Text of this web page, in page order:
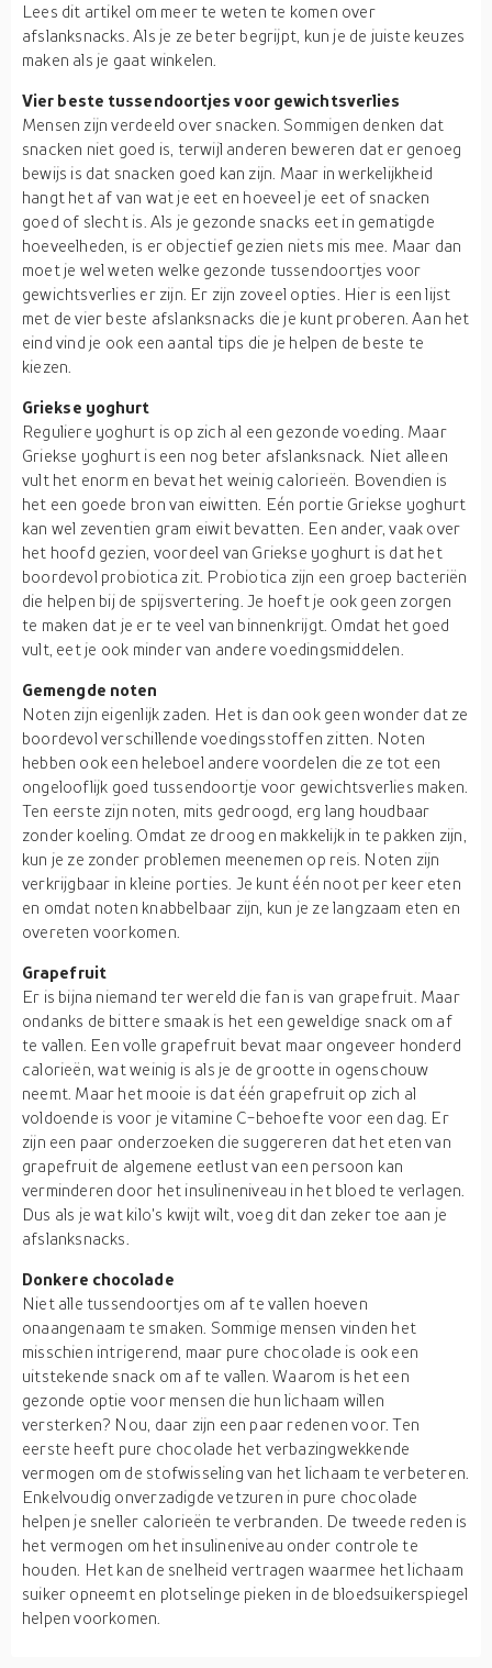
Lees dit artikel om meer te weten te komen over
afslanksnacks. Als je ze beter begrijpt, kun je de juiste keuzes
maken als je gaat winkelen.
Vier beste tussendoortjes voor gewichtsverlies
Mensen zijn verdeeld over snacken. Sommigen denken dat
snacken niet goed is, terwijl anderen beweren dat er genoeg
bewijs is dat snacken goed kan zijn. Maar in werkelijkheid
hangt het af van wat je eet en hoeveel je eet of snacken
goed of slecht is. Als je gezonde snacks eet in gematigde
hoeveelheden, is er objectief gezien niets mis mee. Maar dan
moet je wel weten welke gezonde tussendoortjes voor
gewichtsverlies er zijn. Er zijn zoveel opties. Hier is een lijst
met de vier beste afslanksnacks die je kunt proberen. Aan het
eind vind je ook een aantal tips die je helpen de beste te
kiezen.
Griekse yoghurt
Reguliere yoghurt is op zich al een gezonde voeding. Maar
Griekse yoghurt is een nog beter afslanksnack. Niet alleen
vult het enorm en bevat het weinig calorieën. Bovendien is
het een goede bron van eiwitten. Eén portie Griekse yoghurt
kan wel zeventien gram eiwit bevatten. Een ander, vaak over
het hoofd gezien, voordeel van Griekse yoghurt is dat het
boordevol probiotica zit. Probiotica zijn een groep bacteriën
die helpen bij de spijsvertering. Je hoeft je ook geen zorgen
te maken dat je er te veel van binnenkrijgt. Omdat het goed
vult, eet je ook minder van andere voedingsmiddelen.
Gemengde noten
Noten zijn eigenlijk zaden. Het is dan ook geen wonder dat ze
boordevol verschillende voedingsstoffen zitten. Noten
hebben ook een heleboel andere voordelen die ze tot een
ongelooflijk goed tussendoortje voor gewichtsverlies maken.
Ten eerste zijn noten, mits gedroogd, erg lang houdbaar
zonder koeling. Omdat ze droog en makkelijk in te pakken zijn,
kun je ze zonder problemen meenemen op reis. Noten zijn
verkrijgbaar in kleine porties. Je kunt één noot per keer eten
en omdat noten knabbelbaar zijn, kun je ze langzaam eten en
overeten voorkomen.
Grapefruit
Er is bijna niemand ter wereld die fan is van grapefruit. Maar
ondanks de bittere smaak is het een geweldige snack om af
te vallen. Een volle grapefruit bevat maar ongeveer honderd
calorieën, wat weinig is als je de grootte in ogenschouw
neemt. Maar het mooie is dat één grapefruit op zich al
voldoende is voor je vitamine C-behoefte voor een dag. Er
zijn een paar onderzoeken die suggereren dat het eten van
grapefruit de algemene eetlust van een persoon kan
verminderen door het insulineniveau in het bloed te verlagen.
Dus als je wat kilo's kwijt wilt, voeg dit dan zeker toe aan je
afslanksnacks.
Donkere chocolade
Niet alle tussendoortjes om af te vallen hoeven
onaangenaam te smaken. Sommige mensen vinden het
misschien intrigerend, maar pure chocolade is ook een
uitstekende snack om af te vallen. Waarom is het een
gezonde optie voor mensen die hun lichaam willen
versterken? Nou, daar zijn een paar redenen voor. Ten
eerste heeft pure chocolade het verbazingwekkende
vermogen om de stofwisseling van het lichaam te verbeteren.
Enkelvoudig onverzadigde vetzuren in pure chocolade
helpen je sneller calorieën te verbranden. De tweede reden is
het vermogen om het insulineniveau onder controle te
houden. Het kan de snelheid vertragen waarmee het lichaam
suiker opneemt en plotselinge pieken in de bloedsuikerspiegel
helpen voorkomen.